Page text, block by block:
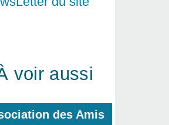
voir aussi
des Amis